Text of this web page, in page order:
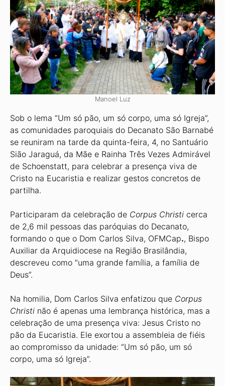
Manoel Luz
Sob o lema “Um só pão, um só corpo, uma só Igreja”,
as comunidades paroquiais do Decanato São Barnabé
se reuniram na tarde da quinta-feira, 4, no Santuário
Sião Jaraguá, da Mãe e Rainha Três Vezes Admirável
de Schoenstatt, para celebrar a presença viva de
Cristo na Eucaristia e realizar gestos concretos de
partilha.
Participaram da celebração de Corpus Christi cerca
de 2,6 mil pessoas das paróquias do Decanato,
formando o que o Dom Carlos Silva, OFMCap., Bispo
Auxiliar da Arquidiocese na Região Brasilândia,
descreveu como “uma grande família, a família de
Deus”.
Na homilia, Dom Carlos Silva enfatizou que Corpus
Christi não é apenas uma lembrança histórica, mas a
celebração de uma presença viva: Jesus Cristo no
pão da Eucaristia. Ele exortou a assembleia de fiéis
ao compromisso da unidade: “Um só pão, um só
corpo, uma só Igreja”.